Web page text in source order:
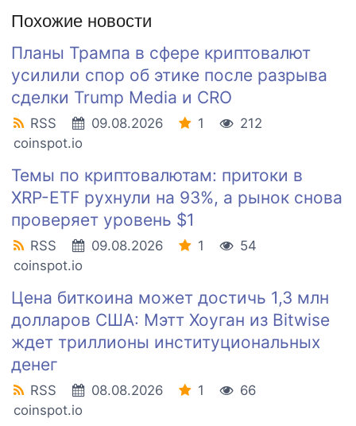
Похожие новости
Планы Трампа в сфере криптовалют
усилили спор об этике после разрыва
сделки Trump Media и CRO
RSS 09.08.2026 1
212
coinspot.io
Темы по криптовалютам: притоки в
XRP-ETF рухнули на 93%, а рынок снова
проверяет уровень $1
RSS 09.08.2026 1
54
coinspot.io
Цена биткоина может достичь 1,3 млн
долларов США: Мэтт Хоуган из Bitwise
ждет триллионы институциональных
денег
RSS 08.08.2026 1
66
coinspot.io